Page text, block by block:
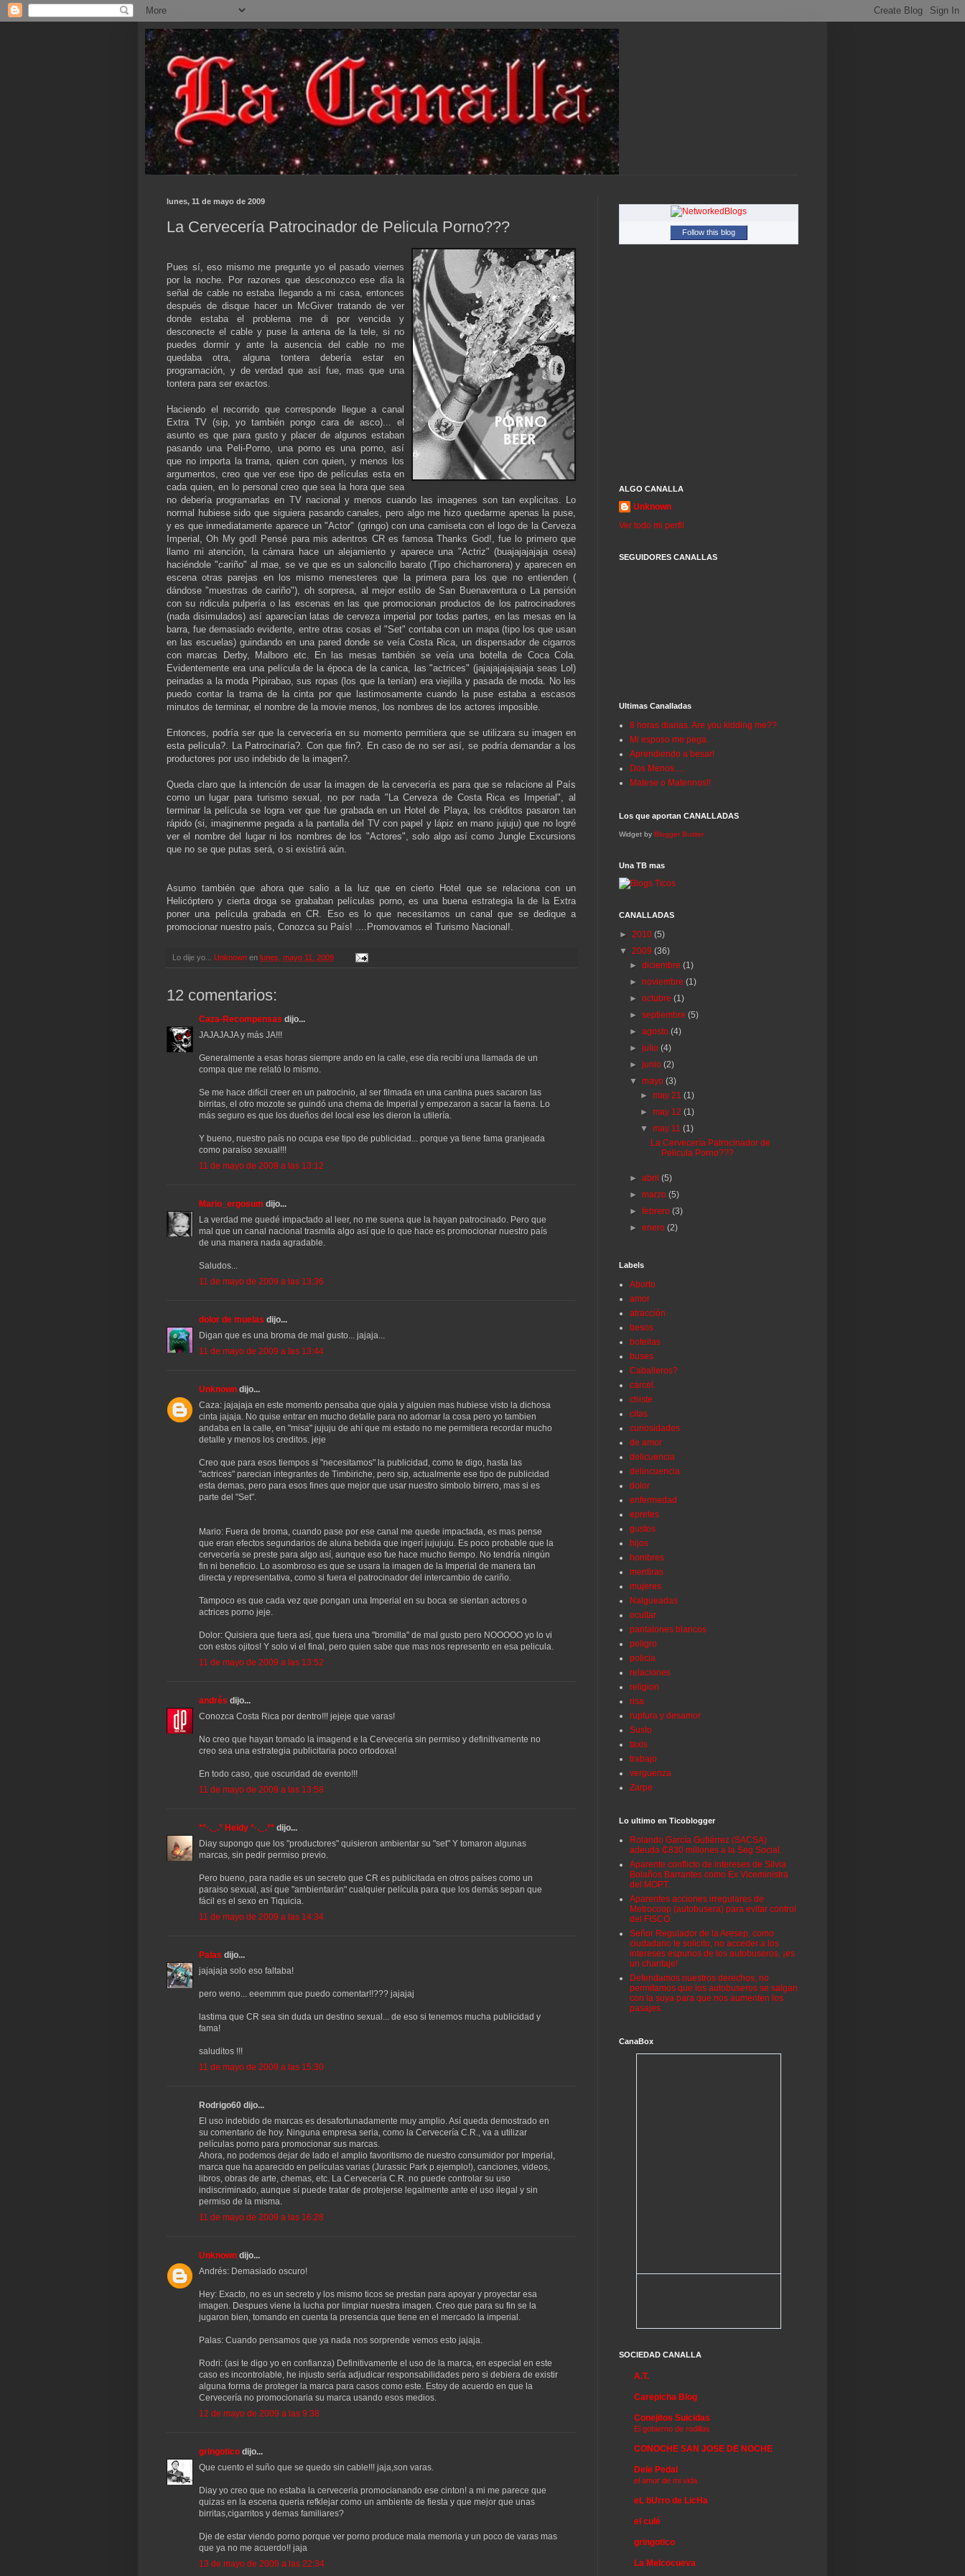
lunes, 11 de mayo de 2009
La Cervecería Patrocinador de Pelicula Porno???
Pues sí, eso mismo me pregunte yo el pasado viernes
por la noche. Por razones que desconozco ese día la
señal de cable no estaba llegando a mi casa, entonces
después de disque hacer un McGiver tratando de ver
donde estaba el problema me di por vencida y
desconecte el cable y puse la antena de la tele, si no
puedes dormir y ante la ausencia del cable no me
quedaba otra, alguna tontera debería estar en
programación, y de verdad que así fue, mas que una
tontera para ser exactos.
Haciendo el recorrido que corresponde llegue a canal
Extra TV (sip, yo también pongo cara de asco)... el
asunto es que para gusto y placer de algunos estaban
pasando una Peli-Porno, una porno es una porno, así
que no importa la trama, quien con quien, y menos los
argumentos, creo que ver ese tipo de películas esta en
cada quien, en lo personal creo que sea la hora que sea
no debería programarlas en TV nacional y menos cuando las imagenes son tan explicitas. Lo
normal hubiese sido que siguiera pasando canales, pero algo me hizo quedarme apenas la puse,
y es que inmediatamente aparece un "Actor" (gringo) con una camiseta con el logo de la Cerveza
Imperial, Oh My god! Pensé para mis adentros CR es famosa Thanks God!, fue lo primero que
llamo mi atención, la cámara hace un alejamiento y aparece una "Actriz" (buajajajajaja osea)
haciéndole "cariño" al mae, se ve que es un saloncillo barato (Tipo chicharronera) y aparecen en
escena otras parejas en los mismo menesteres que la primera para los que no entienden (
dándose "muestras de cariño"), oh sorpresa, al mejor estilo de San Buenaventura o La pensión
con su ridicula pulpería o las escenas en las que promocionan productos de los patrocinadores
(nada disimulados) así aparecían latas de cerveza imperial por todas partes, en las mesas en la
barra, fue demasiado evidente, entre otras cosas el "Set" contaba con un mapa (tipo los que usan
en las escuelas) guindando en una pared donde se veía Costa Rica, un dispensador de cigarros
con marcas Derby, Malboro etc. En las mesas también se veía una botella de Coca Cola.
Evidentemente era una película de la época de la canica, las "actrices" (jajajajajajajaja seas Lol)
peinadas a la moda Pipirabao, sus ropas (los que la tenían) era viejilla y pasada de moda. No les
puedo contar la trama de la cinta por que lastimosamente cuando la puse estaba a escasos
minutos de terminar, el nombre de la movie menos, los nombres de los actores imposible.
Entonces, podría ser que la cervecería en su momento permitiera que se utilizara su imagen en
esta película?. La Patrocinaría?. Con que fin?. En caso de no ser así, se podría demandar a los
productores por uso indebido de la imagen?.
Queda claro que la intención de usar la imagen de la cervecería es para que se relacione al País
como un lugar para turismo sexual, no por nada "La Cerveza de Costa Rica es Imperial", al
terminar la película se logra ver que fue grabada en un Hotel de Playa, los créditos pasaron tan
rápido (si, imaginenme pegada a la pantalla del TV con papel y lápiz en mano jujuju) que no logré
ver el nombre del lugar ni los nombres de los "Actores", solo algo así como Jungle Excursions
que no se que putas será, o si existirá aún.
Asumo también que ahora que salio a la luz que en cierto Hotel que se relaciona con un
Helicóptero y cierta droga se grababan películas porno, es una buena estrategia la de la Extra
poner una película grabada en CR. Eso es lo que necesitamos un canal que se dedique a
promocionar nuestro país, Conozca su País! ....Promovamos el Turismo Nacional!.
Lo dije yo... Unknown en lunes, mayo 11, 2009
12 comentarios:
Caza-Recompensas dijo...
JAJAJAJA y más JA!!!
Generalmente a esas horas siempre ando en la calle, ese día recibí una llamada de un
compa que me relató lo mismo.
Se me hace difícil creer en un patrocinio, al ser filmada en una cantina pues sacaron las
birritas, el otro mozote se guindó una chema de Imperial y empezaron a sacar la faena. Lo
más seguro es que los dueños del local ese les dieron la utilería.
Y bueno, nuestro país no ocupa ese tipo de publicidad... porque ya tiene fama granjeada
como paraíso sexual!!!
11 de mayo de 2009 a las 13:12
Mario_ergosum dijo...
La verdad me quedé impactado al leer, no me suena que la hayan patrocinado. Pero que
mal que un canal nacional trasmita algo así que lo que hace es promocionar nuestro país
de una manera nada agradable.
Saludos...
11 de mayo de 2009 a las 13:36
dolor de muelas dijo...
Digan que es una broma de mal gusto... jajaja...
11 de mayo de 2009 a las 13:44
Unknown dijo...
Caza: jajajaja en este momento pensaba que ojala y alguien mas hubiese visto la dichosa
cinta jajaja. No quise entrar en mucho detalle para no adornar la cosa pero yo tambien
andaba en la calle, en "misa" jujuju de ahí que mi estado no me permitiera recordar mucho
detalle y menos los creditos. jeje
Creo que para esos tiempos si "necesitamos" la publicidad, como te digo, hasta las
"actrices" parecian integrantes de Timbiriche, pero sip, actualmente ese tipo de publicidad
esta demas, pero para esos fines que mejor que usar nuestro simbolo birrero, mas si es
parte del "Set".
Mario: Fuera de broma, cuando pase por ese canal me quede impactada, es mas pense
que eran efectos segundarios de aluna bebida que ingerí jujujuju. Es poco probable que la
cervecería se preste para algo así, aunque eso fue hace mucho tiempo. No tendría ningún
fin ni beneficio. Lo asombroso es que se usara la imagen de la Imperial de manera tan
directa y representativa, como si fuera el patrocinador del intercambio de cariño.
Tampoco es que cada vez que pongan una Imperial en su boca se sientan actores o
actrices porno jeje.
Dolor: Quisiera que fuera así, que fuera una "bromilla" de mal gusto pero NOOOOO yo lo vi
con estos ojitos! Y solo vi el final, pero quien sabe que mas nos represento en esa pelicula.
11 de mayo de 2009 a las 13:52
andrés dijo...
Conozca Costa Rica por dentro!!! jejeje que varas!
No creo que hayan tomado la imagend e la Cerveceria sin permiso y definitivamente no
creo sea una estrategia publicitaria poco ortodoxa!
En todo caso, que oscuridad de evento!!!
11 de mayo de 2009 a las 13:58
*°·.¸¸.° Heidy °·.¸¸.°* dijo...
Diay supongo que los "productores" quisieron ambientar su "set" Y tomaron algunas
marcas, sin pedir permiso previo.
Pero bueno, para nadie es un secreto que CR es publicitada en otros países como un
paraiso sexual, así que "ambientarán" cualquier película para que los demás sepan que
fácil es el sexo en Tiquicia.
11 de mayo de 2009 a las 14:34
Palas dijo...
jajajaja solo eso faltaba!
pero weno... eeemmm que puedo comentar!!??? jajajaj
lastima que CR sea sin duda un destino sexual... de eso si tenemos mucha publicidad y
fama!
saluditos !!!
11 de mayo de 2009 a las 15:30
Rodrigo60 dijo...
El uso indebido de marcas es desafortunadamente muy amplio. Así queda demostrado en
su comentario de hoy. Ninguna empresa seria, como la Cervecería C.R., va a utilizar
películas porno para promocionar sus marcas.
Ahora, no podemos dejar de lado el amplio favoritismo de nuestro consumidor por Imperial,
marca que ha aparecido en películas varias (Jurassic Park p.ejemplo!), canciones, videos,
libros, obras de arte, chemas, etc. La Cervecería C.R. no puede controlar su uso
indiscriminado, aunque sí puede tratar de protejerse legalmente ante el uso ilegal y sin
permiso de la misma.
11 de mayo de 2009 a las 16:28
Unknown dijo...
Andrés: Demasiado oscuro!
Hey: Exacto, no es un secreto y los mismo ticos se prestan para apoyar y proyectar esa
imagen. Despues viene la lucha por limpiar nuestra imagen. Creo que para su fin se la
jugaron bien, tomando en cuenta la presencia que tiene en el mercado la imperial.
Palas: Cuando pensamos que ya nada nos sorprende vemos esto jajaja.
Rodri: (asi te digo yo en confianza) Definitivamente el uso de la marca, en especial en este
caso es incontrolable, he injusto sería adjudicar responsabilidades pero si debiera de existir
alguna forma de proteger la marca para casos como este. Estoy de acuerdo en que la
Cervecería no promocionaria su marca usando esos medios.
12 de mayo de 2009 a las 9:38
gringotico dijo...
Que cuento el suño que se quedo sin cable!!! jaja,son varas.
Diay yo creo que no estaba la cerveceria promocianando ese cinton! a mi me parece que
quizas en la escena queria refklejar como un ambiente de fiesta y que mejor que unas
birritas,cigarritos y demas familiares?
Dje de estar viendo porno porque ver porno produce mala memoria y un poco de varas mas
que ya no me acuerdo!! jaja
13 de mayo de 2009 a las 22:34
Follow this blog
ALGO CANALLA
Unknown
Ver todo mi perfil
SEGUIDORES CANALLAS
Ultimas Canalladas
8 horas diarias. Are you kidding me??
Mi esposo me pega.
Aprendiendo a besar!
Dos Menos.....
Matese o Matennos!!
Los que aportan CANALLADAS
Widget by Blogger Buster
Una TB mas
CANALLADAS
► 2010 (5)
▼ 2009 (36)
►diciembre(1)
►noviembre(1)
►octubre(1)
►septiembre(5)
►agosto(4)
►julio(4)
►junio(2)
▼mayo(3)
► may 21 (1)
► may 12 (1)
▼ may 11 (1)
La Cervecería Patrocinador de
Pelicula Porno???
►abril(5)
►marzo(5)
►febrero(3)
►enero(2)
Labels
Aborto
amor
atracción
besos
botellas
buses
Caballeros?
carcel.
chiste
citas
curiosidades
de amor
delicuencia
delincuencia
dolor
enfermedad
epretes
gustos
hijos
hombres
mentiras
mujeres
Nalgueadas
ocultar
pantalones blancos
peligro
policia
relaciones
religion
risa
ruptura y desamor
Susto
taxis
trabajo
verguenza
Zarpe
Lo ultimo en Ticoblogger
Rolando García Gutiérrez (SACSA)
adeuda ₵830 millones a la Seg Social.
Aparente conflicto de intereses de Silvia
Bolaños Barrantes como Ex Viceministra
del MOPT.
Aparentes acciones irregulares de
Metrocoop (autobusera) para evitar control
del FISCO.
Señor Regulador de la Aresep, como
ciudadano le solicito, no acceder a los
intereses espurios de los autobuseros, ¡es
un chantaje!
Defendamos nuestros derechos, no
permitamos que los autobuseros se salgan
con la suya para que nos aumenten los
pasajes.
CanaBox
SOCIEDAD CANALLA
A.T.
Carepicha Blog
Conejitos Suicidas
El gobierno de rodillas
CONOCHE SAN JOSE DE NOCHE
Dele Pedal
el amor de mi vida
eL bUrro de LicHa
el culé
gringotico
La Melcocueva